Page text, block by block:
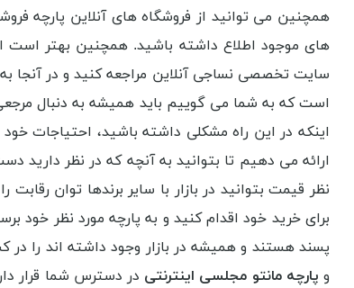
همچنین می توانید از فروشگاه های آنلاین پارچه
های موجود اطلاع داشته باشید. همچنین بهتر است
سایت تخصصی نساجی آنلاین مراجعه کنید و در آنجا به
است که به شما می گوییم باید همیشه به دنبال
اینکه در این راه مشکلی داشته باشید، احتیاجات
ارائه می دهیم تا بتوانید به آنچه که در نظر
نظر قیمت بتوانید در بازار با سایر برندها توان
برای خرید خود اقدام کنید و به پارچه مورد نظر
پسند هستند و همیشه در بازار وجود داشته اند را
و پارچه مانتو مجلسی اینترنتی در دسترس شما قرار